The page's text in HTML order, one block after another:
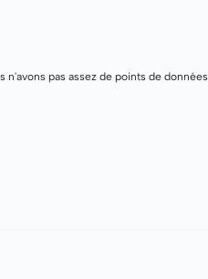
n'avons pas assez de points de données